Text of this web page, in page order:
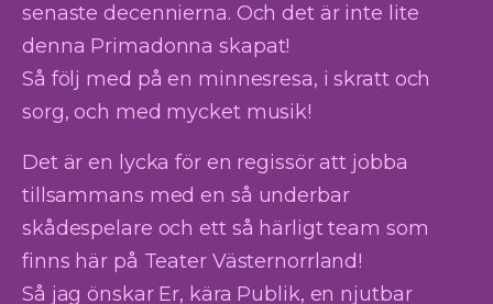
senaste decennierna. Och det är inte lite
denna Primadonna skapat!
Så följ med på en minnesresa, i skratt och
sorg, och med mycket musik!
Det är en lycka för en regissör att jobba
tillsammans med en så underbar
skådespelare och ett så härligt team som
finns här på Teater Västernorrland!
Så jag önskar Er, kära Publik, en njutbar